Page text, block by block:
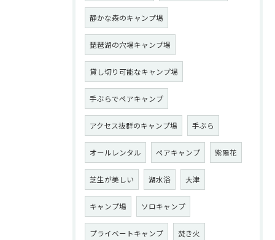
静かな森のキャンプ場
琵琶湖の穴場キャンプ場
貸し切り可能なキャンプ場
手ぶらでペアキャンプ
アクセス抜群のキャンプ場 手ぶら
オールレンタル ペアキャンプ 紫陽花
芝生が美しい 湖水浴 大津
キャンプ場 ソロキャンプ
プライベートキャンプ 焚き火